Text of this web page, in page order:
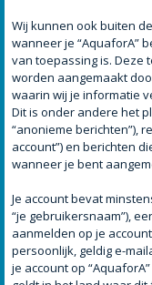
Wij kunnen ook buiten
wanneer je “AquaforA”
van toepassing is. Deze
worden aangemaakt
waarin wij je informatie
Dit is onder andere het
“anonieme berichten”),
account”) en berichten
wanneer je bent
Je account bevat
“je gebruikersnaam”),
aanmelden op je
persoonlijk, geldig e-
je account op